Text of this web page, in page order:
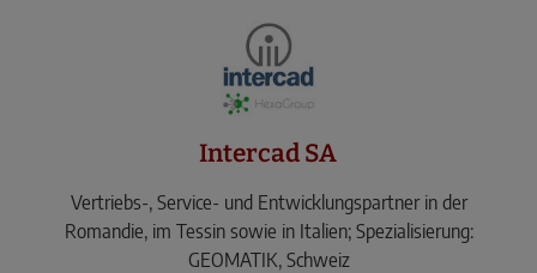
Intercad SA
Vertriebs-, Service- und Entwicklungspartner in der
Romandie, im Tessin sowie in Italien; Spezialisierung:
GEOMATIK, Schweiz